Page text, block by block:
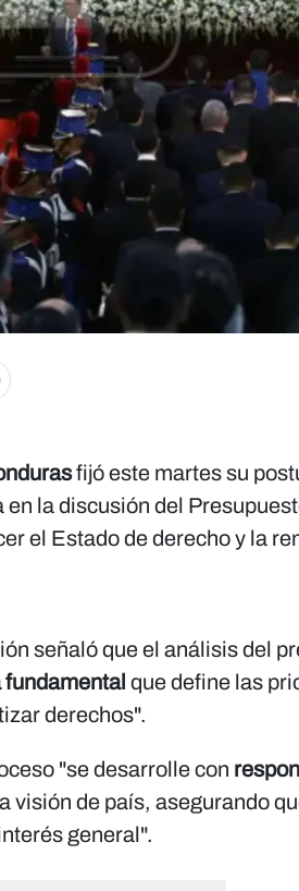
fijó este martes su
la discusión del
el Estado de derecho y la
señaló que el análisis del
que define las
derechos".
"se desarrolle con
visión de país, asegurando
general".